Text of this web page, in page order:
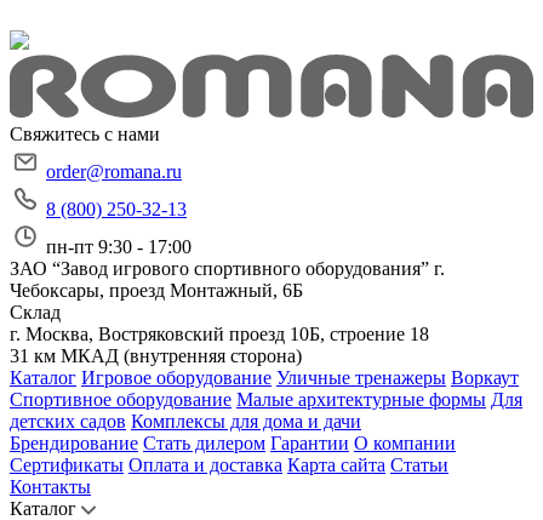
Свяжитесь с нами
order@romana.ru
8 (800) 250-32-13
пн-пт 9:30 - 17:00
ЗАО “Завод игрового спортивного оборудования” г.
Чебоксары, проезд Монтажный, 6Б
Склад
г. Москва, Востряковский проезд 10Б, строение 18
31 км МКАД (внутренняя сторона)
Каталог Игровое оборудование Уличные тренажеры Воркаут
Спортивное оборудование Малые архитектурные формы Для
детских садов Комплексы для дома и дачи
Брендирование Стать дилером Гарантии О компании
Сертификаты Оплата и доставка Карта сайта Статьи
Контакты
Каталог